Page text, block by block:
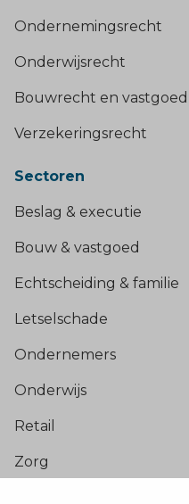
Ondernemingsrecht
Onderwijsrecht
Bouwrecht en vastgoed
Verzekeringsrecht
Sectoren
Beslag & executie
Bouw & vastgoed
Echtscheiding & familie
Letselschade
Ondernemers
Onderwijs
Retail
Zorg